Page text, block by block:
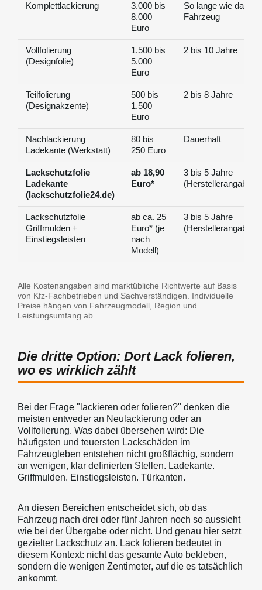
Komplettlackierung
3.000 bis
8.000
Euro
So lange wie das
Fahrzeug
Vollfolierung
(Designfolie)
1.500 bis
5.000
Euro
2 bis 10 Jahre
Teilfolierung
(Designakzente)
500 bis
1.500
Euro
2 bis 8 Jahre
Nachlackierung
Ladekante (Werkstatt)
80 bis
250 Euro
Dauerhaft
Lackschutzfolie
Ladekante
(lackschutzfolie24.de)
ab 18,90
Euro*
3 bis 5 Jahre
(Herstellerangabe)
Lackschutzfolie
Griffmulden +
Einstiegsleisten
ab ca. 25
Euro* (je
nach
Modell)
3 bis 5 Jahre
(Herstellerangabe)
Alle Kostenangaben sind marktübliche Richtwerte auf Basis
von Kfz-Fachbetrieben und Sachverständigen. Individuelle
Preise hängen von Fahrzeugmodell, Region und
Leistungsumfang ab.
Die dritte Option: Dort Lack folieren,
wo es wirklich zählt
Bei der Frage "lackieren oder folieren?" denken die
meisten entweder an Neulackierung oder an
Vollfolierung. Was dabei übersehen wird: Die
häufigsten und teuersten Lackschäden im
Fahrzeugleben entstehen nicht großflächig, sondern
an wenigen, klar definierten Stellen. Ladekante.
Griffmulden. Einstiegsleisten. Türkanten.
An diesen Bereichen entscheidet sich, ob das
Fahrzeug nach drei oder fünf Jahren noch so aussieht
wie bei der Übergabe oder nicht. Und genau hier setzt
gezielter Lackschutz an. Lack folieren bedeutet in
diesem Kontext: nicht das gesamte Auto bekleben,
sondern die wenigen Zentimeter, auf die es tatsächlich
ankommt.